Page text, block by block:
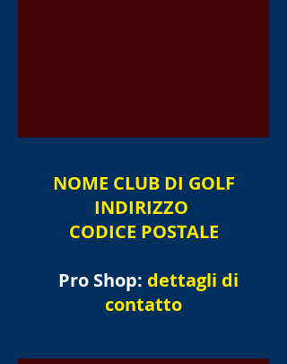
NOME CLUB DI GOLF
INDIRIZZO
CODICE POSTALE
Pro Shop: dettagli di
contatto